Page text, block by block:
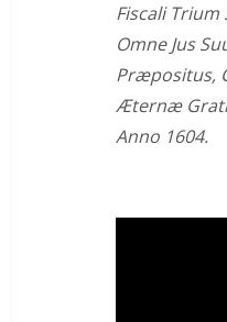
Fiscali
Omne Jus
Præpositus,
Æternæ
Anno 1604.